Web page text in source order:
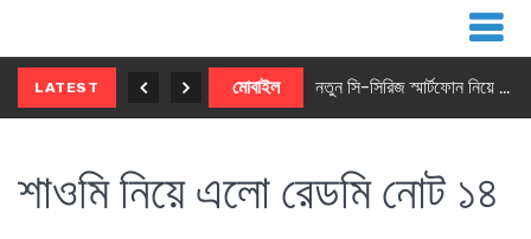
LATEST মোবাইল নতুন সি-সিরিজ স্মার্টফোন নিয়ে আসছে রিয়েলমি
শাওমি নিয়ে এলো রেডমি নোট ১৪